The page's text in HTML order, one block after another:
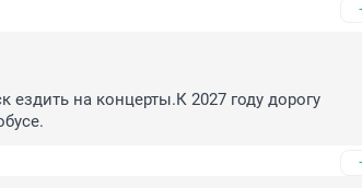
ездить на концерты.К 2027 году дорогу